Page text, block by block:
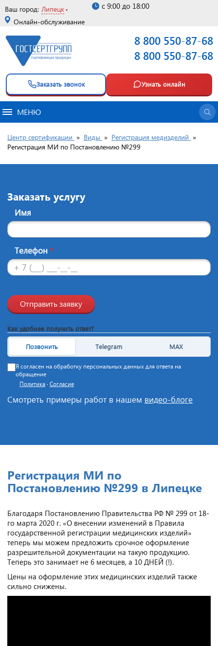
Ваш город: Липецк
Онлайн-обслуживание
с 9:00 до 18:00
8 800 550-87-68
8 800 550-87-68
Заказать звонок Узнать онлайн
МЕНЮ
Центр сертификации » Виды » Регистрация медизделий »
Регистрация МИ по Постановлению №299
Заказать услугу
Имя
Телефон *
Отправить заявку
Как удобнее получить ответ?
Позвонить Telegram MAX
Я согласен на обработку персональных данных для ответа на
обращение
Политика · Согласие
Смотреть примеры работ в нашем видео-блоге
Регистрация МИ по
Постановлению №299 в Липецке
Благодаря Постановлению Правительства РФ № 299 от 18-
го марта 2020 г. «О внесении изменений в Правила
государственной регистрации медицинских изделий»
теперь мы можем предложить срочное оформление
разрешительной документации на такую продукцию.
Теперь это занимает не 6 месяцев, а 10 ДНЕЙ (!).
Цены на оформление этих медицинских изделий также
сильно снижены.